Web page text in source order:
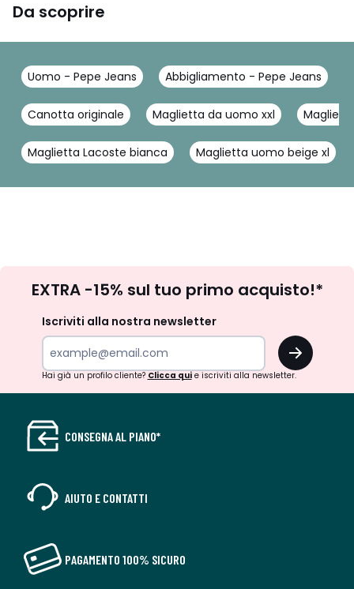
Da scoprire
Uomo - Pepe Jeans Abbigliamento - Pepe Jeans
Canotta originale Maglietta da uomo xxl
Maglietta Lacoste bianca Maglietta uomo beige xl
newsletter
EXTRA -15% sul tuo primo acquisto!*
Iscriviti alla nostra newsletter
OK
Hai già un profilo cliente? Clicca quie iscriviti alla newsletter.
CONSEGNA AL PIANO*
AIUTO E CONTATTI
PAGAMENTO 100% SICURO